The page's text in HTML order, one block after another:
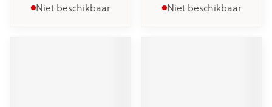
Niet beschikbaar Niet beschikbaar